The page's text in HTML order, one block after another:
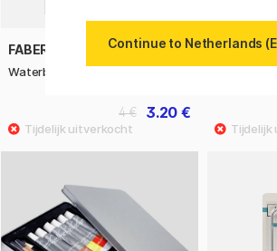
FABER-CASTELL
Waterbeker Rood
3.20 €
4 €
COLART
Continue to Netherlands